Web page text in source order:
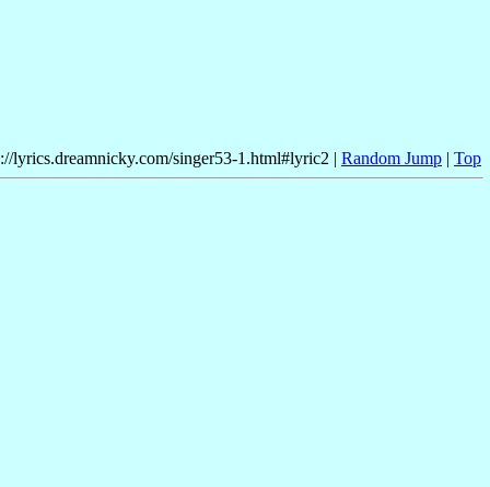
lyrics.dreamnicky.com/singer53-1.html#lyric2 | Random Jump | Top